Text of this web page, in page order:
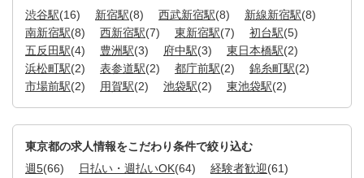
渋谷駅(16) 新宿駅(8) 西武新宿駅(8) 新線新宿駅(8)
南新宿駅(8) 西新宿駅(7) 東新宿駅(7) 初台駅(5)
五反田駅(4) 豊洲駅(3) 府中駅(3) 東日本橋駅(2)
浜松町駅(2) 表参道駅(2) 都庁前駅(2) 錦糸町駅(2)
市場前駅(2) 用賀駅(2) 池袋駅(2) 東池袋駅(2)
東京都の求人情報をこだわり条件で絞り込む
週5(66) 日払い・週払いOK(64) 経験者歓迎(61)